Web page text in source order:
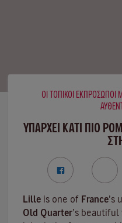
ΟΙ ΤΟΠΙΚΟΊ ΕΚΠΡΌΣΩΠΟΊ
ΥΠΑΡΧΕΙ ΚΑΤΙ ΠΙΟ
Lille is one of France’s
Old Quarter’s beautiful